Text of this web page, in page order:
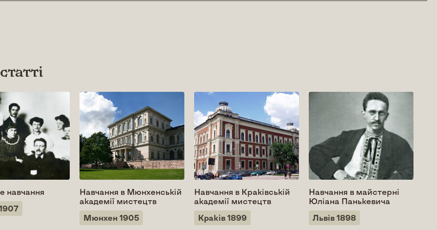
навчання
Навчання в Мюнхенській
академії мистецтв
Мюнхен 1905
Навчання в Краківській
академії мистецтв
Краків 1899
Навчання в майстерні
Юліана Панькевича
Львів 1898